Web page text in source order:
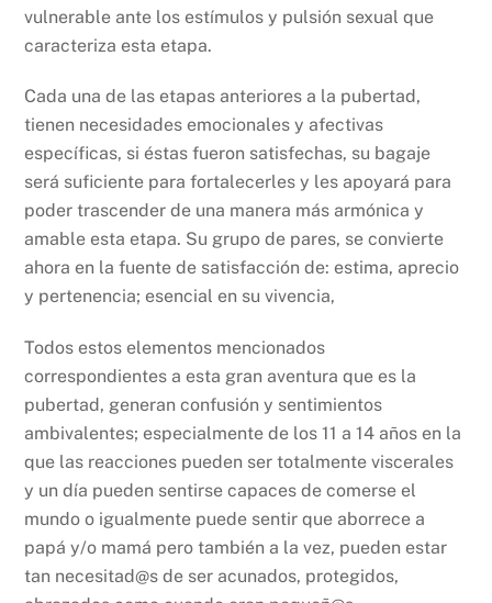
vulnerable ante los estímulos y pulsión sexual que
caracteriza esta etapa.
Cada una de las etapas anteriores a la pubertad,
tienen necesidades emocionales y afectivas
específicas, si éstas fueron satisfechas, su bagaje
será suficiente para fortalecerles y les apoyará para
poder trascender de una manera más armónica y
amable esta etapa. Su grupo de pares, se convierte
ahora en la fuente de satisfacción de: estima, aprecio
y pertenencia; esencial en su vivencia,
Todos estos elementos mencionados
correspondientes a esta gran aventura que es la
pubertad, generan confusión y sentimientos
ambivalentes; especialmente de los 11 a 14 años en la
que las reacciones pueden ser totalmente viscerales
y un día pueden sentirse capaces de comerse el
mundo o igualmente puede sentir que aborrece a
papá y/o mamá pero también a la vez, pueden estar
tan necesitad@s de ser acunados, protegidos,